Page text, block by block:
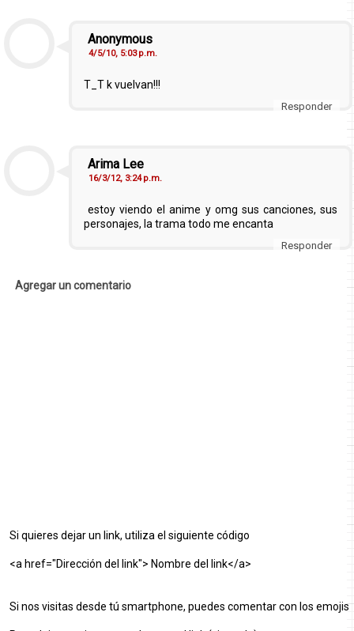
Anonymous
4/5/10, 5:03 p.m.
T_T k vuelvan!!!
Responder
Arima Lee
16/3/12, 3:24 p.m.
estoy viendo el anime y omg sus canciones, sus
personajes, la trama todo me encanta
Responder
Agregar un comentario
Si quieres dejar un link, utiliza el siguiente código
<a href="Dirección del link"> Nombre del link</a>
Si nos visitas desde tú smartphone, puedes comentar con los emojis